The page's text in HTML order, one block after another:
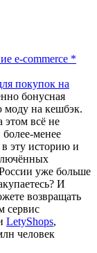
e-commerce *
покупок на
бонусная
моду на кешбэк.
этом всё не
менее
эту историю и
уже больше
И
возвращать
сервис
LetyShops,
человек